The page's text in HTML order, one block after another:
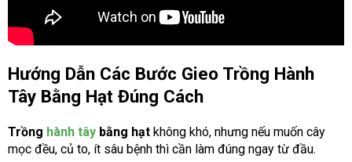
Hướng Dẫn Các Bước Gieo Trồng Hành
Tây Bằng Hạt Đúng Cách
Trồng hành tây bằng hạt không khó, nhưng nếu muốn cây
mọc đều, củ to, ít sâu bệnh thì cần làm đúng ngay từ đầu.